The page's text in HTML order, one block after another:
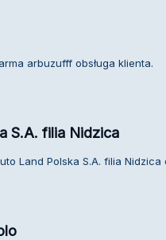
arbuzufff obsługa klienta.
S.A. filia Nidzica
Land Polska S.A. filia Nidzica